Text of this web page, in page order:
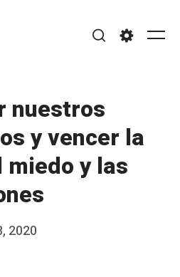
nuestros
y vencer la
miedo y las
2020